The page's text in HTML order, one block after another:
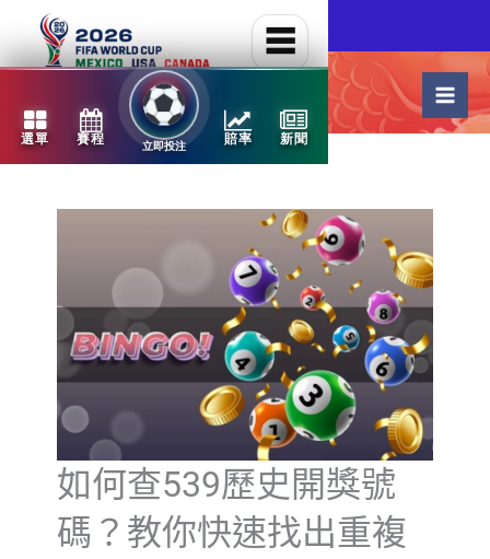
主
容
如何查539歷史開獎號
碼？教你快速找出重複